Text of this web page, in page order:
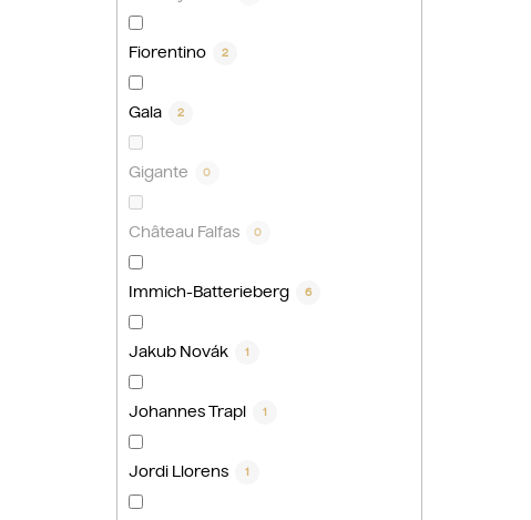
Fiorentino 2
Gala 2
Gigante 0
Château Falfas 0
Immich-Batterieberg 6
Jakub Novák 1
Johannes Trapl 1
Jordi Llorens 1